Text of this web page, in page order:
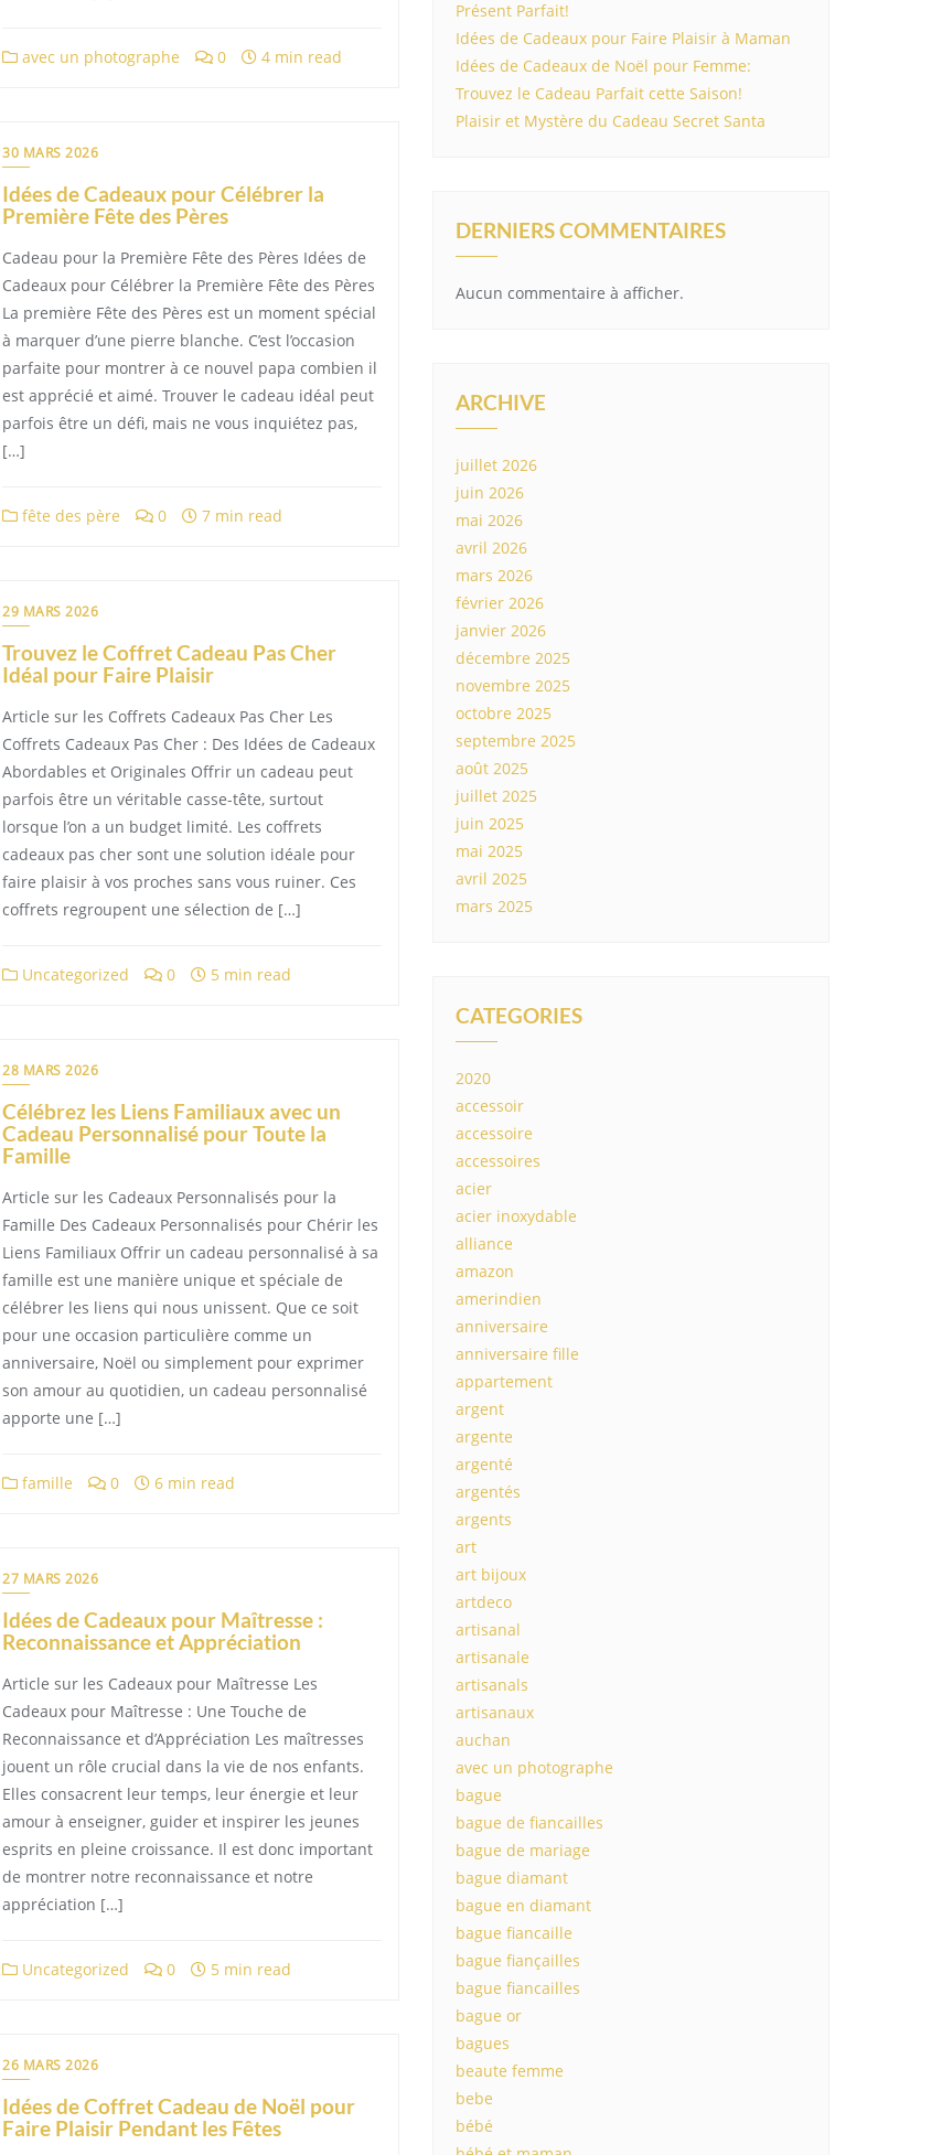
avec un photographe 0 4 min read
30 MARS 2026
Idées de Cadeaux pour Célébrer la
Première Fête des Pères
Cadeau pour la Première Fête des Pères Idées de
Cadeaux pour Célébrer la Première Fête des Pères
La première Fête des Pères est un moment spécial
à marquer d’une pierre blanche. C’est l’occasion
parfaite pour montrer à ce nouvel papa combien il
est apprécié et aimé. Trouver le cadeau idéal peut
parfois être un défi, mais ne vous inquiétez pas,
[…]
fête des père 0 7 min read
29 MARS 2026
Trouvez le Coffret Cadeau Pas Cher
Idéal pour Faire Plaisir
Article sur les Coffrets Cadeaux Pas Cher Les
Coffrets Cadeaux Pas Cher : Des Idées de Cadeaux
Abordables et Originales Offrir un cadeau peut
parfois être un véritable casse-tête, surtout
lorsque l’on a un budget limité. Les coffrets
cadeaux pas cher sont une solution idéale pour
faire plaisir à vos proches sans vous ruiner. Ces
coffrets regroupent une sélection de […]
Uncategorized 0 5 min read
28 MARS 2026
Célébrez les Liens Familiaux avec un
Cadeau Personnalisé pour Toute la
Famille
Article sur les Cadeaux Personnalisés pour la
Famille Des Cadeaux Personnalisés pour Chérir les
Liens Familiaux Offrir un cadeau personnalisé à sa
famille est une manière unique et spéciale de
célébrer les liens qui nous unissent. Que ce soit
pour une occasion particulière comme un
anniversaire, Noël ou simplement pour exprimer
son amour au quotidien, un cadeau personnalisé
apporte une […]
famille 0 6 min read
27 MARS 2026
Idées de Cadeaux pour Maîtresse :
Reconnaissance et Appréciation
Article sur les Cadeaux pour Maîtresse Les
Cadeaux pour Maîtresse : Une Touche de
Reconnaissance et d’Appréciation Les maîtresses
jouent un rôle crucial dans la vie de nos enfants.
Elles consacrent leur temps, leur énergie et leur
amour à enseigner, guider et inspirer les jeunes
esprits en pleine croissance. Il est donc important
de montrer notre reconnaissance et notre
appréciation […]
Uncategorized 0 5 min read
26 MARS 2026
Idées de Coffret Cadeau de Noël pour
Faire Plaisir Pendant les Fêtes
Présent Parfait!
Idées de Cadeaux pour Faire Plaisir à Maman
Idées de Cadeaux de Noël pour Femme:
Trouvez le Cadeau Parfait cette Saison!
Plaisir et Mystère du Cadeau Secret Santa
DERNIERS COMMENTAIRES
Aucun commentaire à afficher.
ARCHIVE
juillet 2026
juin 2026
mai 2026
avril 2026
mars 2026
février 2026
janvier 2026
décembre 2025
novembre 2025
octobre 2025
septembre 2025
août 2025
juillet 2025
juin 2025
mai 2025
avril 2025
mars 2025
CATEGORIES
2020
accessoir
accessoire
accessoires
acier
acier inoxydable
alliance
amazon
amerindien
anniversaire
anniversaire fille
appartement
argent
argente
argenté
argentés
argents
art
art bijoux
artdeco
artisanal
artisanale
artisanals
artisanaux
auchan
avec un photographe
bague
bague de fiancailles
bague de mariage
bague diamant
bague en diamant
bague fiancaille
bague fiançailles
bague fiancailles
bague or
bagues
beaute femme
bebe
bébé